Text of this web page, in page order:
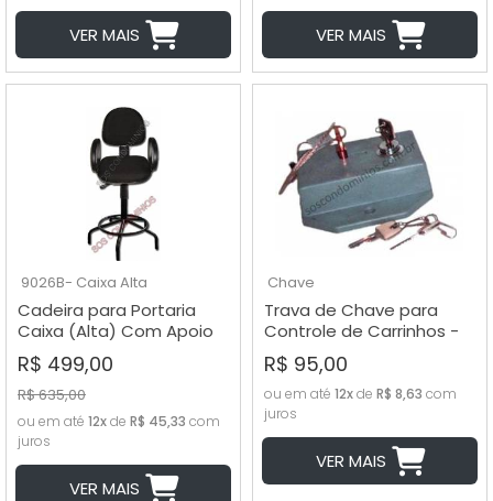
VER MAIS VER MAIS
9026B- Caixa Alta
Cadeira para Portaria
Caixa (Alta) Com Apoio
de Braços - 9026b
R$ 499,00
R$ 635,00
ou em até 12xde R$ 45,33 com
juros
VER MAIS
Chave
Trava de Chave para
Controle de Carrinhos -
TC1
R$ 95,00
ou em até 12xde R$ 8,63 com
juros
VER MAIS